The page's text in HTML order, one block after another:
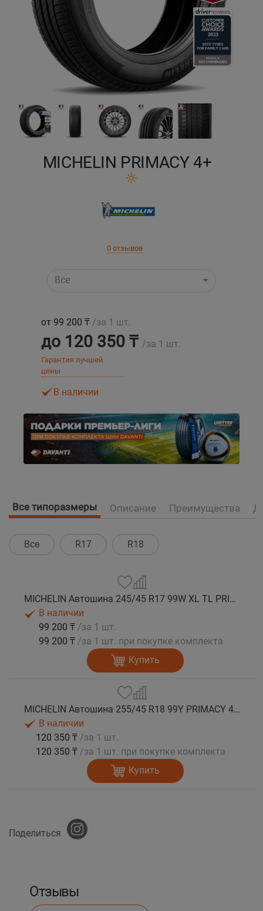
MICHELIN PRIMACY 4+
0 отзывов
Все
от 99 200 ₸ /за 1 шт.
до 120 350 ₸ /за 1 шт.
Гарантия лучшей
цены
В наличии
Все типоразмеры Описание Преимущества
Все R17 R18
MICHELIN Автошина 245/45 R17 99W XL TL PRIMACY 4+ лето
В наличии
99 200 ₸ /за 1 шт.
99 200 ₸ /за 1 шт. при покупке комплекта
Купить
MICHELIN Автошина 255/45 R18 99Y PRIMACY 4+ лето
В наличии
120 350 ₸ /за 1 шт.
120 350 ₸ /за 1 шт. при покупке комплекта
Купить
Поделиться
Отзывы
Кокшетау
Костанай
Павлодар
Петропавловск
Усть-Каменогорск
Шымкент
Экибастуз